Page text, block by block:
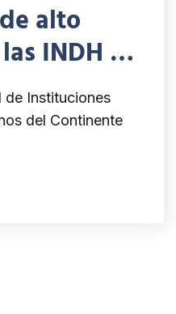
alto
INDH y
de Instituciones
del Continente